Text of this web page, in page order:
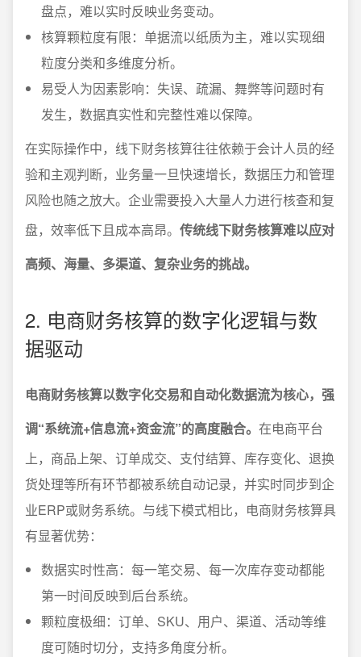
盘点，难以实时反映业务变动。
核算颗粒度有限：单据流以纸质为主，难以实现细
粒度分类和多维度分析。
易受人为因素影响：失误、疏漏、舞弊等问题时有
发生，数据真实性和完整性难以保障。
在实际操作中，线下财务核算往往依赖于会计人员的经
验和主观判断，业务量一旦快速增长，数据压力和管理
风险也随之放大。企业需要投入大量人力进行核查和复
盘，效率低下且成本高昂。 传统线下财务核算难以应对
高频、海量、多渠道、复杂业务的挑战。
2. 电商财务核算的数字化逻辑与数
据驱动
电商财务核算以数字化交易和自动化数据流为核心，强
调“系统流+信息流+资金流”的高度融合。 在电商平台
上，商品上架、订单成交、支付结算、库存变化、退换
货处理等所有环节都被系统自动记录，并实时同步到企
业ERP或财务系统。与线下模式相比，电商财务核算具
有显著优势：
数据实时性高：每一笔交易、每一次库存变动都能
第一时间反映到后台系统。
颗粒度极细：订单、SKU、用户、渠道、活动等维
度可随时切分，支持多角度分析。